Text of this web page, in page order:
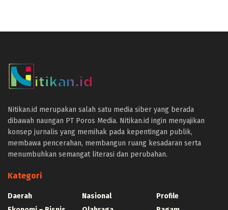
joker123
slot777
slot scatter hitam
https://ptnobelindonesia.com/
https://okegas.id/
https://dukcapil.selumakab.go.id/
https://store.scuto.co.id/wp-content/products/
https://selumakab.go.id/
https://krakatauniaga.co.id/run/
https://bossfood.co.id/wp-content/pound/
Nitikan.id merupakan salah satu media siber yang berada
dibawah naungan PT Poros Media. Nitikan.id ingin menyajikan
konsep jurnalis yang memihak pada kepentingan publik,
membawa pencerahan, membangun ruang kesadaran serta
menumbuhkan semangat literasi dan perubahan.
Kategori
Daerah
Nasional
Profile